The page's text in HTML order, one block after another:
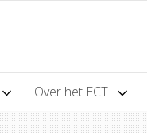
Over het ECT